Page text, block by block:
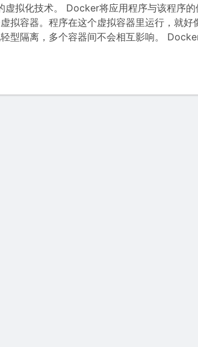
虚拟化技术。 Docker将应用程序与该程序的
拟容器。程序在这个虚拟容器里运行，就好
型隔离，多个容器间不会相互影响。